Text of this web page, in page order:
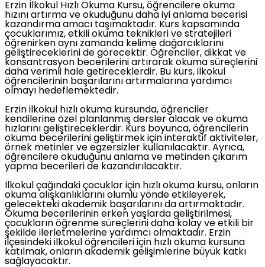
Erzin İlkokul Hızlı Okuma Kursu, öğrencilere okuma
hızını artırma ve okuduğunu daha iyi anlama becerisi
kazandırma amacı taşımaktadır. Kurs kapsamında
çocuklarımız, etkili okuma teknikleri ve stratejileri
öğrenirken aynı zamanda kelime dağarcıklarını
geliştireceklerini de görecektir. Öğrenciler, dikkat ve
konsantrasyon becerilerini artırarak okuma süreçlerini
daha verimli hale getireceklerdir. Bu kurs, ilkokul
öğrencilerinin başarılarını artırmalarına yardımcı
olmayı hedeflemektedir.
Erzin ilkokul hızlı okuma kursunda, öğrenciler
kendilerine özel planlanmış dersler alacak ve okuma
hızlarını geliştireceklerdir. Kurs boyunca, öğrencilerin
okuma becerilerini geliştirmek için interaktif aktiviteler,
örnek metinler ve egzersizler kullanılacaktır. Ayrıca,
öğrencilere okuduğunu anlama ve metinden çıkarım
yapma becerileri de kazandırılacaktır.
İlkokul çağındaki çocuklar için hızlı okuma kursu, onların
okuma alışkanlıklarını olumlu yönde etkileyerek,
gelecekteki akademik başarılarını da artırmaktadır.
Okuma becerilerinin erken yaşlarda geliştirilmesi,
çocukların öğrenme süreçlerini daha kolay ve etkili bir
şekilde ilerletmelerine yardımcı olmaktadır. Erzin
ilçesindeki ilkokul öğrencileri için hızlı okuma kursuna
katılmak, onların akademik gelişimlerine büyük katkı
sağlayacaktır.